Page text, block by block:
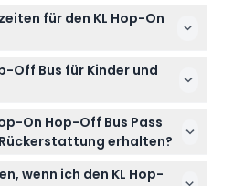
Pass online auf dieser
dann an einem der 27
in die offenen
und aus, um über 60
Tempo zu besuchen.
für den KL Hop-On
von 9:00 Uhr bis 18:00
20-30 Minuten ankommen
– bitte bestätigen Sie
Buchung).
Off Bus für Kinder und
fahren kostenlos, Kinder
ein Kinderticket, Erwachsene
Ticket, und Senioren
Seniorenticket erwerben.
On Hop-Off Bus Pass
erhalten?
und können
wenn ich den KL Hop-